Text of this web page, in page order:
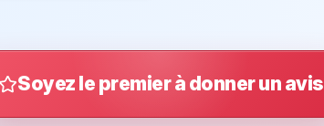
Soyez le premier à donner un avis